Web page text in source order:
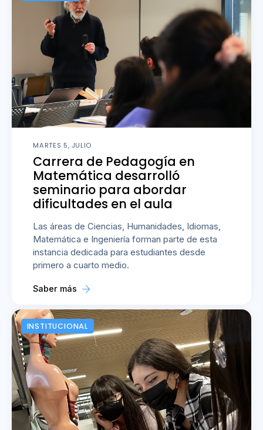
MARTES 5, JULIO
Carrera de Pedagogía en
Matemática desarrolló
seminario para abordar
dificultades en el aula
Las áreas de Ciencias, Humanidades, Idiomas,
Matemática e Ingeniería forman parte de esta
instancia dedicada para estudiantes desde
primero a cuarto medio.
Saber más
INSTITUCIONAL